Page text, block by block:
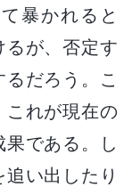
暴かれると
るが、否定す
だろう。こ
れが現在の
である。し
い出したり